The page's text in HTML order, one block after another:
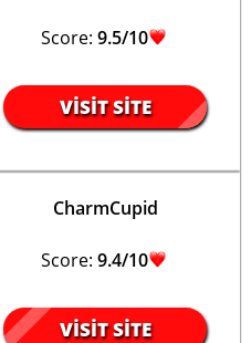
Score: 9.5/10
VISIT SITE
CharmCupid
Score: 9.4/10
VISIT SITE